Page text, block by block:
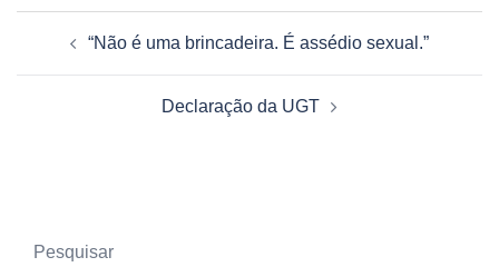
“Não é uma brincadeira. É assédio sexual.”
Declaração da UGT
Pesquisar